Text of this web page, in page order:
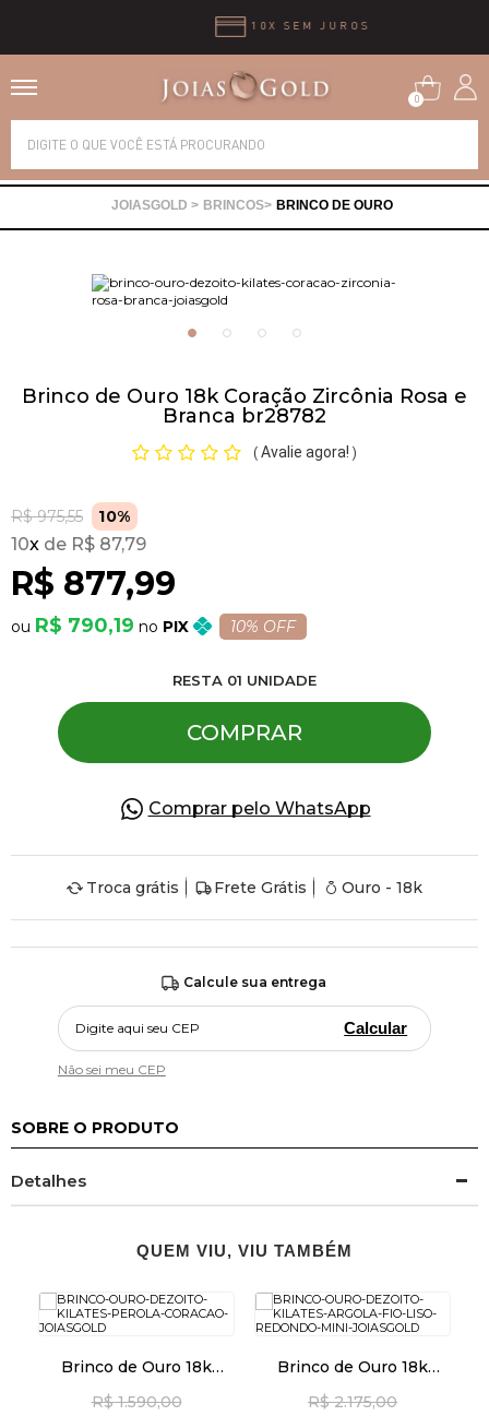
10X SEM JUROS
0
BRINCOS BRINCO DE OURO
Brinco de Ouro 18k Coração Zircônia Rosa e
Branca br28782
( Avalie agora! )
R$ 975,55 10%
R$ 877,99
10x R$ 87,79
R$ 790,19 PIX 10% OFF
RESTA 01 UNIDADE
COMPRAR
Comprar pelo WhatsApp
Troca grátis Frete Grátis Ouro - 18k
Calcule sua entrega
Calcular
Não sei meu CEP
SOBRE O PRODUTO
Detalhes
QUEM VIU, VIU TAMBÉM
Brinco de Ouro 18k
br29139
R$ 1.590,00
Brinco de Ouro 18k
Mini br29466
R$ 2.175,00
Alianças
Brincos
Pulseiras
Piercing
Pedras Preciosas
Presente
OFERTAS